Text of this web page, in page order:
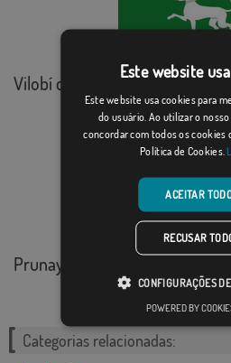
Vilobí del Pened�...
Prunay-Cassereau
Categorias relacionadas:
Este website
Este website usa cookies para
do usuário. Ao utilizar o
concordar com todos os cookies
Política de Cookies.
ACEITAR
RECUSAR
CONFIGURAÇÕES
POWERED BY